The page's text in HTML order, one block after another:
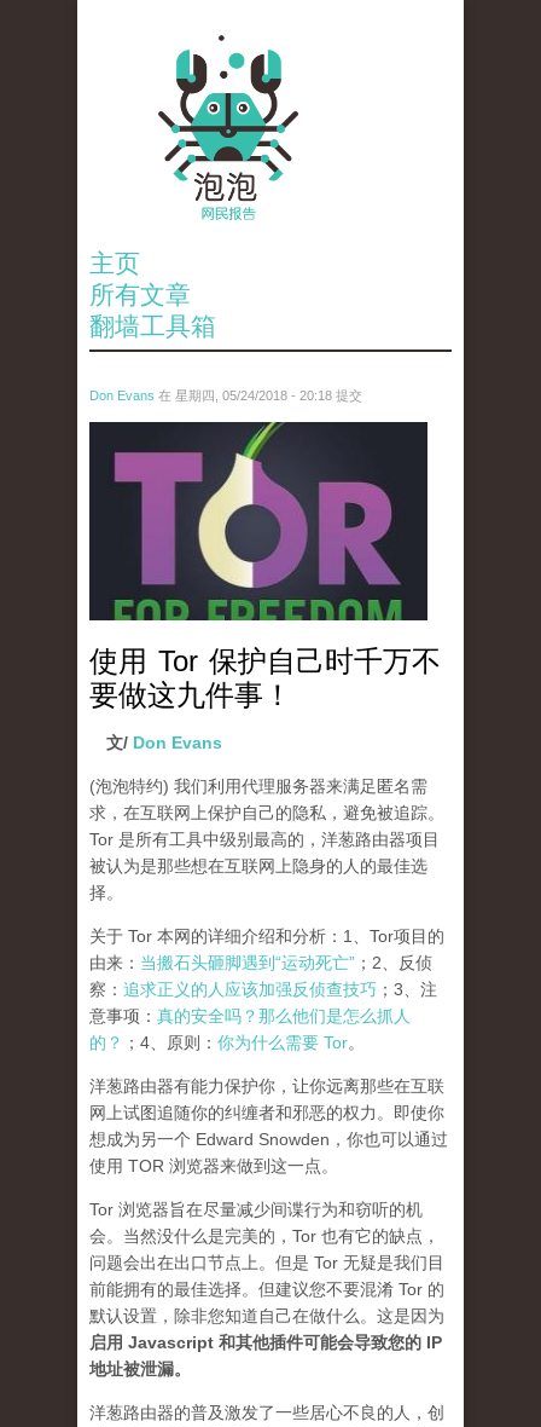
主页
所有文章
翻墙工具箱
Don Evans 在 星期四, 05/24/2018 - 20:18 提交
wechatimg1098.jpeg
使用 Tor 保护自己时千万不
要做这九件事！
文/ Don Evans
(泡泡特约) 我们利用代理服务器来满足匿名需
求，在互联网上保护自己的隐私，避免被追踪。
Tor 是所有工具中级别最高的，洋葱路由器项目
被认为是那些想在互联网上隐身的人的最佳选
择。
关于 Tor 本网的详细介绍和分析：1、Tor项目的
由来： 当搬石头砸脚遇到“运动死亡” ；2、反侦
察： 追求正义的人应该加强反侦查技巧 ；3、注
意事项： 真的安全吗？那么他们是怎么抓人
的？ ；4、原则： 你为什么需要 Tor。
洋葱路由器有能力保护你，让你远离那些在互联
网上试图追随你的纠缠者和邪恶的权力。即使你
想成为另一个 Edward Snowden，你也可以通过
使用 TOR 浏览器来做到这一点。
Tor 浏览器旨在尽量减少间谍行为和窃听的机
会。当然没什么是完美的，Tor 也有它的缺点，
问题会出在出口节点上。但是 Tor 无疑是我们目
前能拥有的最佳选择。但建议您不要混淆 Tor 的
默认设置，除非您知道自己在做什么。这是因为
启用 Javascript 和其他插件可能会导致您的 IP
地址被泄漏。
洋葱路由器的普及激发了一些居心不良的人，创